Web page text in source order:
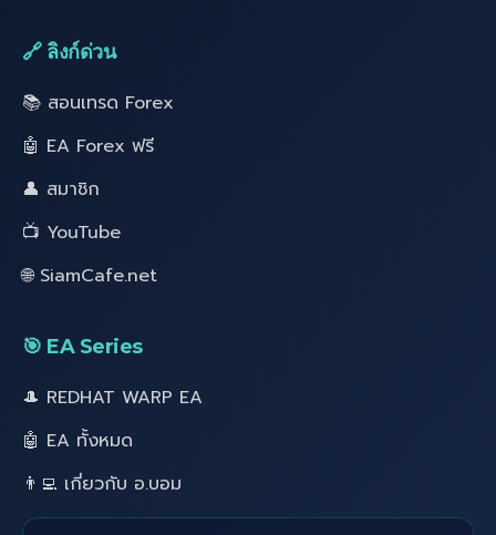
🔗 ลิงก์ด่วน
📚 สอนเทรด Forex
🤖 EA Forex ฟรี
👤 สมาชิก
📺 YouTube
🌐 SiamCafe.net
🎯 EA Series
🎩 REDHAT WARP EA
🤖 EA ทั้งหมด
👨‍💻 เกี่ยวกับ อ.บอม